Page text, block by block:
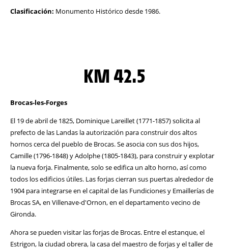
Clasificación: Monumento Histórico desde 1986.
KM 42.5
Brocas-les-Forges
El 19 de abril de 1825, Dominique Lareillet (1771-1857) solicita al
prefecto de las Landas la autorización para construir dos altos
hornos cerca del pueblo de Brocas. Se asocia con sus dos hijos,
Camille (1796-1848) y Adolphe (1805-1843), para construir y explotar
la nueva forja. Finalmente, solo se edifica un alto horno, así como
todos los edificios útiles. Las forjas cierran sus puertas alrededor de
1904 para integrarse en el capital de las Fundiciones y Emaillerías de
Brocas SA, en Villenave-d'Ornon, en el departamento vecino de
Gironda.
Ahora se pueden visitar las forjas de Brocas. Entre el estanque, el
Estrigon, la ciudad obrera, la casa del maestro de forjas y el taller de